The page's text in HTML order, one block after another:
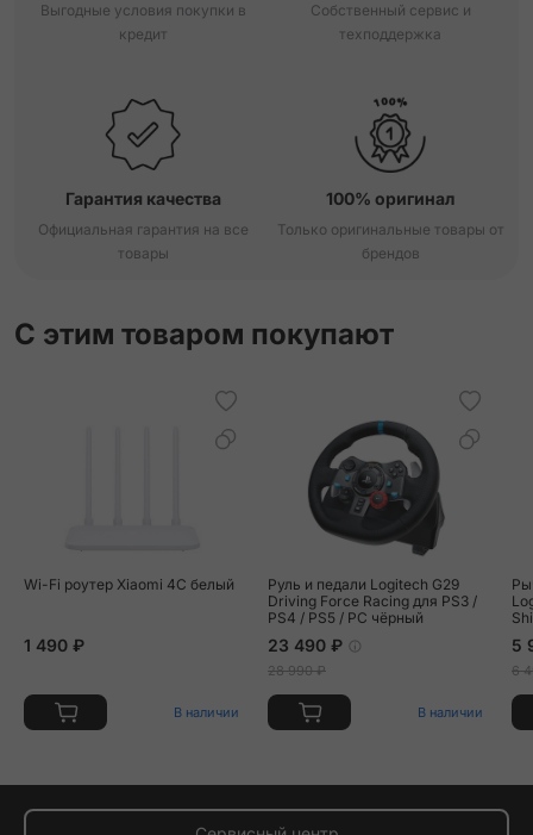
Выгодные условия покупки в
кредит
Собственный сервис и
техподдержка
Гарантия качества
Официальная гарантия на все
товары
100% оригинал
Только оригинальные товары от
брендов
С этим товаром покупают
Wi-Fi роутер Xiaomi 4C белый
1 490 ₽
В наличии
Руль и педали Logitech G29
Driving Force Racing для PS3 /
PS4 / PS5 / PC чёрный
23 490 ₽
28 990 ₽
В наличии
5
6